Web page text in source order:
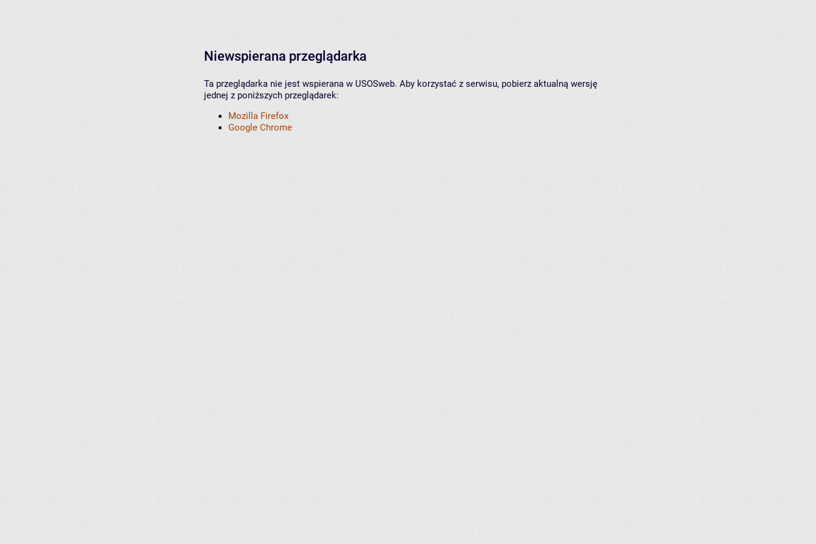
Niewspierana przeglądarka
Ta przeglądarka nie jest wspierana w USOSweb. Aby korzystać z serwisu, pobierz aktualną wersję
jednej z poniższych przeglądarek:
Mozilla Firefox
Google Chrome